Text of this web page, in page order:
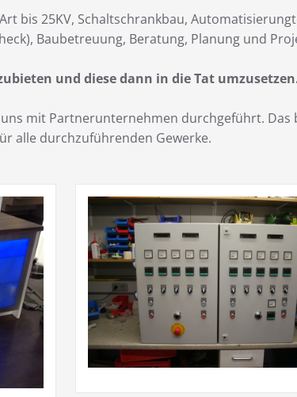
bis 25KV, Schaltschrankbau,
Baubetreuung, Beratung, Planung und
und diese dann in die Tat
mit Partnerunternehmen durchgeführt. Das
alle durchzuführenden Gewerke.